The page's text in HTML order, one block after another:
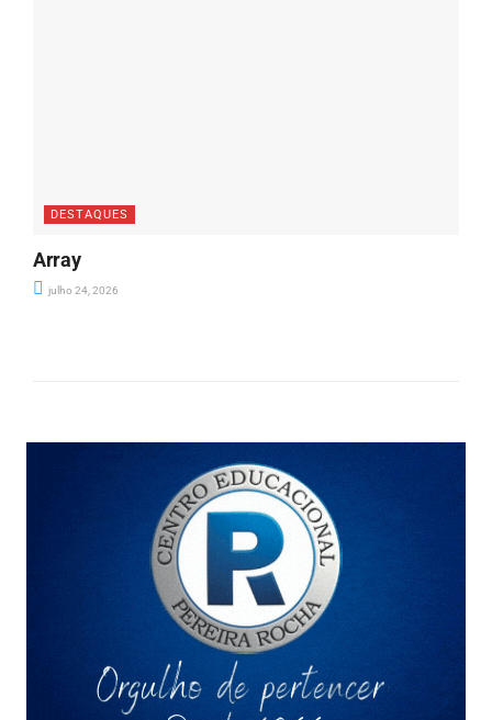
DESTAQUES
Array
julho 24, 2026